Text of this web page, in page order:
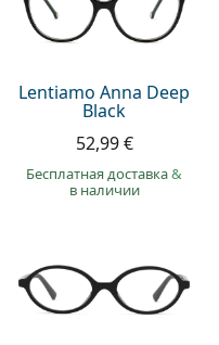
Lentiamo Anna Deep
Black
52,99 €
Бесплатная доставка&
в наличии